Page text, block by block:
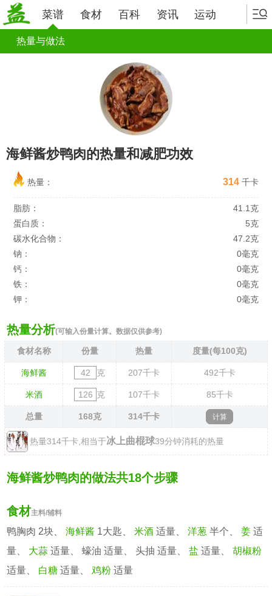
菜谱 食材 百科 资讯 运动
热量与做法
海鲜酱炒鸭肉的热量和减肥功效
热量： 314 千卡
脂肪：
41.1克
蛋白质：
5克
碳水化合物：
47.2克
钠：
0毫克
钙：
0毫克
铁：
0毫克
钾：
0毫克
热量分析(可输入份量计算。数据仅供参考)
食材名称 份量 热量 度量(每100克)
海鲜酱 克 207千卡 492千卡
米酒 克 107千卡 85千卡
总量 168克 314千卡
热量314千卡,相当于冰上曲棍球39分钟消耗的热量
海鲜酱炒鸭肉的做法共18个步骤
食材主料/辅料
鸭胸肉 2块、海鲜酱 1大匙、米酒 适量、洋葱 半个、姜 适
量、 大蒜 适量、 蠔油 适量、 头抽 适量、盐 适量、胡椒粉
适量、 白糖 适量、 鸡粉 适量